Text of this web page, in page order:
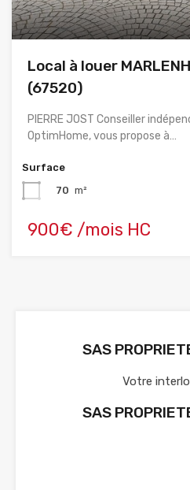
Local à louer
(67520)
PIERRE JOST Conseiller
OptimHome, vous propose à…
Surface
70 m²
900€ /mois HC
SAS
Votre
SAS